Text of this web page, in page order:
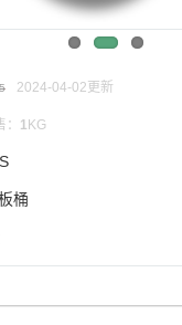
2024-04-02更新
1 KG
桶